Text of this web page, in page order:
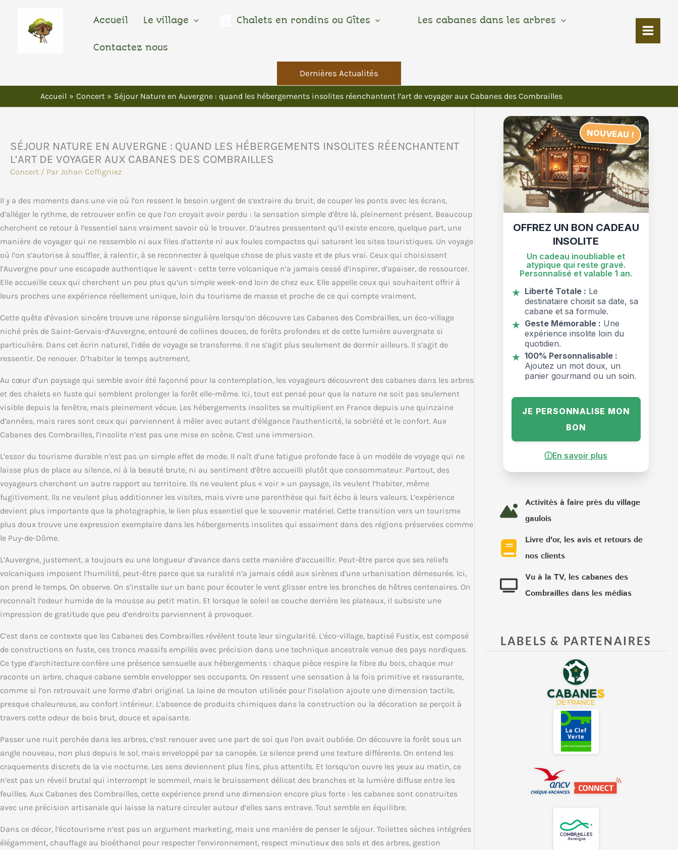
Contenu
Accueil Le village Chalets en rondins ou Gîtes Les cabanes dans les arbres
Contactez nous
Dernières Actualités
Accueil Concert Séjour Nature en Auvergne : quand les hébergements insolites réenchantent l’art de voyager aux Cabanes des Combrailles
SÉJOUR NATURE EN AUVERGNE : QUAND LES HÉBERGEMENTS INSOLITES RÉENCHANTENT
L’ART DE VOYAGER AUX CABANES DES COMBRAILLES
Concert / Par Johan Coffigniez
Il y a des moments dans une vie où l’on ressent le besoin urgent de s’extraire du bruit, de couper les ponts avec les écrans,
d’alléger le rythme, de retrouver enfin ce que l’on croyait avoir perdu : la sensation simple d’être là, pleinement présent. Beaucoup
cherchent ce retour à l’essentiel sans vraiment savoir où le trouver. D’autres pressentent qu’il existe encore, quelque part, une
manière de voyager qui ne ressemble ni aux files d’attente ni aux foules compactes qui saturent les sites touristiques. Un voyage
où l’on s’autorise à souffler, à ralentir, à se reconnecter à quelque chose de plus vaste et de plus vrai. Ceux qui choisissent
l’Auvergne pour une escapade authentique le savent : cette terre volcanique n’a jamais cessé d’inspirer, d’apaiser, de ressourcer.
Elle accueille ceux qui cherchent un peu plus qu’un simple week-end loin de chez eux. Elle appelle ceux qui souhaitent offrir à
leurs proches une expérience réellement unique, loin du tourisme de masse et proche de ce qui compte vraiment.
Cette quête d’évasion sincère trouve une réponse singulière lorsqu’on découvre Les Cabanes des Combrailles, un éco-village
niché près de Saint-Gervais-d’Auvergne, entouré de collines douces, de forêts profondes et de cette lumière auvergnate si
particulière. Dans cet écrin naturel, l’idée de voyage se transforme. Il ne s’agit plus seulement de dormir ailleurs. Il s’agit de
ressentir. De renouer. D’habiter le temps autrement.
Au cœur d’un paysage qui semble avoir été façonné pour la contemplation, les voyageurs découvrent des cabanes dans les arbres
et des chalets en fuste qui semblent prolonger la forêt elle-même. Ici, tout est pensé pour que la nature ne soit pas seulement
visible depuis la fenêtre, mais pleinement vécue. Les hébergements insolites se multiplient en France depuis une quinzaine
d’années, mais rares sont ceux qui parviennent à mêler avec autant d’élégance l’authenticité, la sobriété et le confort. Aux
Cabanes des Combrailles, l’insolite n’est pas une mise en scène. C’est une immersion.
L’essor du tourisme durable n’est pas un simple effet de mode. Il naît d’une fatigue profonde face à un modèle de voyage qui ne
laisse plus de place au silence, ni à la beauté brute, ni au sentiment d’être accueilli plutôt que consommateur. Partout, des
voyageurs cherchent un autre rapport au territoire. Ils ne veulent plus « voir » un paysage, ils veulent l’habiter, même
fugitivement. Ils ne veulent plus additionner les visites, mais vivre une parenthèse qui fait écho à leurs valeurs. L’expérience
devient plus importante que la photographie, le lien plus essentiel que le souvenir matériel. Cette transition vers un tourisme
plus doux trouve une expression exemplaire dans les hébergements insolites qui essaiment dans des régions préservées comme
le Puy-de-Dôme.
L’Auvergne, justement, a toujours eu une longueur d’avance dans cette manière d’accueillir. Peut-être parce que ses reliefs
volcaniques imposent l’humilité, peut-être parce que sa ruralité n’a jamais cédé aux sirènes d’une urbanisation démesurée. Ici,
on prend le temps. On observe. On s’installe sur un banc pour écouter le vent glisser entre les branches de hêtres centenaires. On
reconnaît l’odeur humide de la mousse au petit matin. Et lorsque le soleil se couche derrière les plateaux, il subsiste une
impression de gratitude que peu d’endroits parviennent à provoquer.
C’est dans ce contexte que les Cabanes des Combrailles révèlent toute leur singularité. L’éco-village, baptisé Fustix, est composé
de constructions en fuste, ces troncs massifs empilés avec précision dans une technique ancestrale venue des pays nordiques.
Ce type d’architecture confère une présence sensuelle aux hébergements : chaque pièce respire la fibre du bois, chaque mur
raconte un arbre, chaque cabane semble envelopper ses occupants. On ressent une sensation à la fois primitive et rassurante,
comme si l’on retrouvait une forme d’abri originel. La laine de mouton utilisée pour l’isolation ajoute une dimension tactile,
presque chaleureuse, au confort intérieur. L’absence de produits chimiques dans la construction ou la décoration se perçoit à
travers cette odeur de bois brut, douce et apaisante.
Passer une nuit perchée dans les arbres, c’est renouer avec une part de soi que l’on avait oubliée. On découvre la forêt sous un
angle nouveau, non plus depuis le sol, mais enveloppé par sa canopée. Le silence prend une texture différente. On entend les
craquements discrets de la vie nocturne. Les sens deviennent plus fins, plus attentifs. Et lorsqu’on ouvre les yeux au matin, ce
n’est pas un réveil brutal qui interrompt le sommeil, mais le bruissement délicat des branches et la lumière diffuse entre les
feuilles. Aux Cabanes des Combrailles, cette expérience prend une dimension encore plus forte : les cabanes sont construites
avec une précision artisanale qui laisse la nature circuler autour d’elles sans entrave. Tout semble en équilibre.
Dans ce décor, l’écotourisme n’est pas un argument marketing, mais une manière de penser le séjour. Toilettes sèches intégrées
élégamment, chauffage au bioéthanol pour respecter l’environnement, respect minutieux des sols et des arbres, gestion
NOUVEAU !
OFFREZ UN BON CADEAU
INSOLITE
Un cadeau inoubliable et
atypique qui reste gravé.
Personnalisé et valable 1 an.
★ Liberté Totale : Le
destinataire choisit sa date, sa
cabane et sa formule.
★ Geste Mémorable : Une
expérience insolite loin du
quotidien.
★ 100% Personnalisable :
Ajoutez un mot doux, un
panier gourmand ou un soin.
JE PERSONNALISE MON
BON
ⓘEn savoir plus
Activités à faire près du village
gaulois
Livre d'or, les avis et retours de
nos clients
Vu à la TV, les cabanes des
Combrailles dans les médias
LABELS & PARTENAIRES